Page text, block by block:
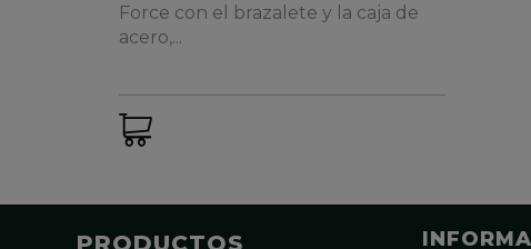
Force con el brazalete y la caja de
acero,...
PRODUCTOS